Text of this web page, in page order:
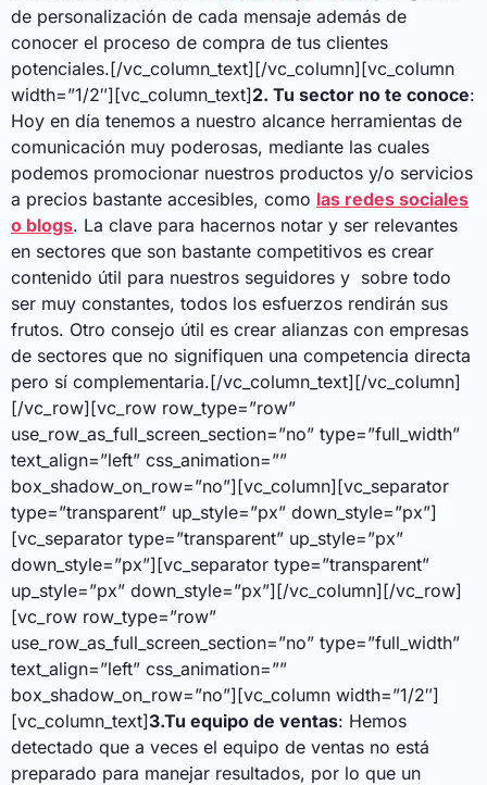
de personalización de cada mensaje además de
conocer el proceso de compra de tus clientes
potenciales.[/vc_column_text][/vc_column][vc_column
width=”1/2″][vc_column_text]2. Tu sector no te conoce:
Hoy en día tenemos a nuestro alcance herramientas de
comunicación muy poderosas, mediante las cuales
podemos promocionar nuestros productos y/o servicios
a precios bastante accesibles, como las redes sociales
o blogs. La clave para hacernos notar y ser relevantes
en sectores que son bastante competitivos es crear
contenido útil para nuestros seguidores y sobre todo
ser muy constantes, todos los esfuerzos rendirán sus
frutos. Otro consejo útil es crear alianzas con empresas
de sectores que no signifiquen una competencia directa
pero sí complementaria.[/vc_column_text][/vc_column]
[/vc_row][vc_row row_type=”row”
use_row_as_full_screen_section=”no” type=”full_width”
text_align=”left” css_animation=””
box_shadow_on_row=”no”][vc_column][vc_separator
type=”transparent” up_style=”px” down_style=”px”]
[vc_separator type=”transparent” up_style=”px”
down_style=”px”][vc_separator type=”transparent”
up_style=”px” down_style=”px”][/vc_column][/vc_row]
[vc_row row_type=”row”
use_row_as_full_screen_section=”no” type=”full_width”
text_align=”left” css_animation=””
box_shadow_on_row=”no”][vc_column width=”1/2″]
[vc_column_text]3.Tu equipo de ventas: Hemos
detectado que a veces el equipo de ventas no está
preparado para manejar resultados, por lo que un